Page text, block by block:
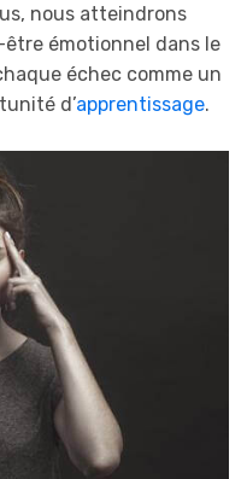
nous atteindrons
émotionnel dans le
échec comme un
d’apprentissage.